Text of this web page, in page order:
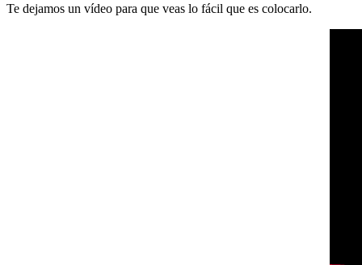
Te dejamos un vídeo para que veas lo fácil que es colocarlo.